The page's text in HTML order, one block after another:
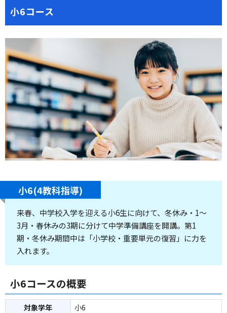
小6コース
小6(4教科指導)
来春、中学校入学を迎える小6生に向けて、冬休み・1～
3月・春休みの3期に分けて中学準備講座を開講。第1
期・冬休み期間中は「小学校・重要単元の復習」に力を
入れます。
小6コースの概要
対象学年
小6